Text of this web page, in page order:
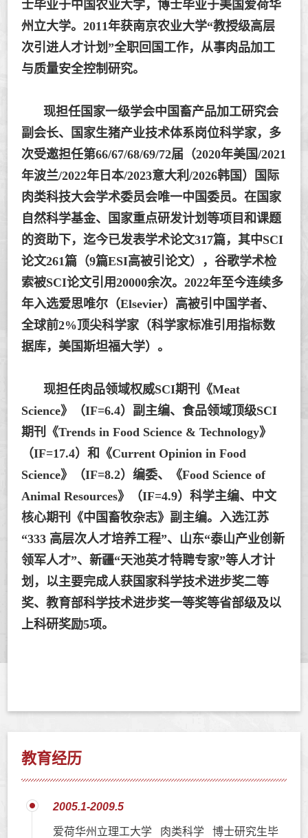
士毕业于中国农业大学，博士毕业于美国爱荷华
州立大学。2011年获南京农业大学“教授级高层
次引进人才计划”全职回国工作，从事肉品加工
与质量安全控制研究。
现担任 国家一级学会中国畜产品加工研究会
副会长、
国家生猪产业技术体系岗位科学家，多
次受邀担任第66/67/68/69/72届（2020年美国/2021
年波兰/2022年日本/2023意大利/2026韩国）国际
肉类科技大会学术委员会唯一中国委员。在国家
自然科学基金、国家重点研发计划等项目和课题
的资助下，迄今已发表学术论文317篇，其中SCI
论文261篇（9篇ESI高被引论文），谷歌学术检
索被SCI论文引用20000余次。2022年至今连续多
年入选爱思唯尔（Elsevier）高被引中国学者、
全球前2%顶尖科学家（科学家标准引用指标数
据库，美国斯坦福大学）。
现担任肉品领域权威SCI期刊《Meat
Science》（IF=6.4）副主编、食品领域顶级SCI
期刊《Trends in Food Science & Technology》
（IF=17.4）和《Current Opinion in Food
Science》（IF=8.2）编委、《Food Science of
Animal Resources》（IF=4.9）科学主编、中文
核心期刊《中国畜牧杂志》副主编。入选江苏
“333 高层次人才培养工程”、山东“泰山产业创新
领军人才”、新疆“天池英才特聘专家”等人才计
划，以主要完成人获国家科学技术进步奖二等
奖、教育部科学技术进步奖一等奖等省部级及以
上科研奖励5项。
教育经历
2005.1-2009.5
爱荷华州立理工大学 肉类科学 博士研究生毕